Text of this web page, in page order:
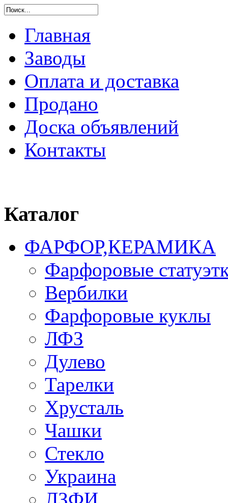
Главная
Заводы
Оплата и доставка
Продано
Доска объявлений
Контакты
Каталог
ФАРФОР,КЕРАМИКА
Фарфоровые
Вербилки
Фарфоровые куклы
ЛФЗ
Дулево
Тарелки
Хрусталь
Чашки
Стекло
Украина